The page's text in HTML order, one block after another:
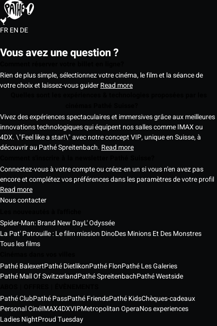
FREN DE
Vous avez une question ?
Rien de plus simple, sélectionnez votre cinéma, le film et la séance de
votre choix et laissez-vous guiderRead more
Vivez des expériences spectaculaires et immersives grâce aux meilleures
innovations technologiques qui équipent nos salles comme IMAX ou
4DX. \"Feel like a star!\" avec notre concept VIP, unique en Suisse, à
découvrir au Pathé Spreitenbach. Read more
Connectez-vous à votre compte ou créez-en un si vous n'en avez pas
encore et complétez vos préférences dans les paramètres de votre profil
Read more
Nous contacter
Spider-Man: Brand New DayL' Odyssée
La Pat' Patrouille : Le film mission DinoDes Minions Et Des Monstres
Tous les films
Pathé BalexertPathé DietlikonPathé FlonPathé Les Galeries
Pathé Mall Of SwitzerlandPathé SpreitenbachPathé Westside
Pathé ClubPathé PassPathé FriendsPathé KidsChèques-cadeaux
Personal CinéIMAX4DXVIPMetropolitan OperaNos experiences
Ladies NightProud Tuesday